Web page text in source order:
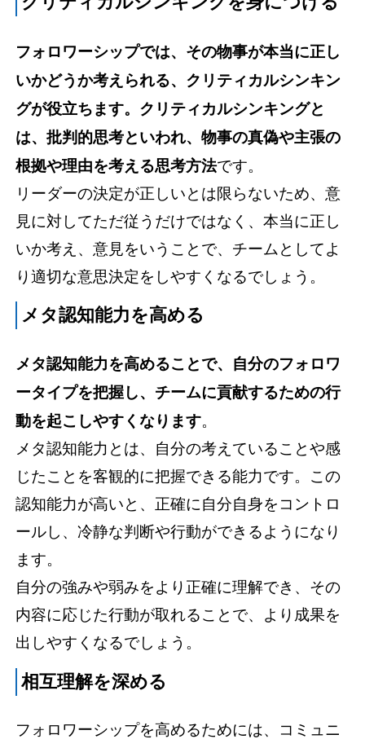
フォロワーシップでは、その物事が本当に正し
いかどうか考えられる、クリティカルシンキン
グが役立ちます。クリティカルシンキングと
は、批判的思考といわれ、物事の真偽や主張の
根拠や理由を考える思考方法です。
リーダーの決定が正しいとは限らないため、意
見に対してただ従うだけではなく、本当に正し
いか考え、意見をいうことで、チームとしてよ
り適切な意思決定をしやすくなるでしょう。
メタ認知能力を高める
メタ認知能力を高めることで、自分のフォロワ
ータイプを把握し、チームに貢献するための行
動を起こしやすくなります。
メタ認知能力とは、自分の考えていることや感
じたことを客観的に把握できる能力です。この
認知能力が高いと、正確に自分自身をコントロ
ールし、冷静な判断や行動ができるようになり
ます。
自分の強みや弱みをより正確に理解でき、その
内容に応じた行動が取れることで、より成果を
出しやすくなるでしょう。
相互理解を深める
フォロワーシップを高めるためには、コミュニ